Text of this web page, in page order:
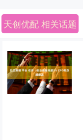
天创优配 相关话题